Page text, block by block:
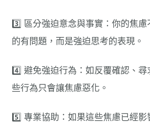
3️⃣ 區分強迫意念與事實：你的焦
的有問題，而是強迫思考的表現。
4️⃣ 避免強迫行為：如反覆確認、
些行為只會讓焦慮惡化。
5️⃣ 專業協助：如果這些焦慮已經影